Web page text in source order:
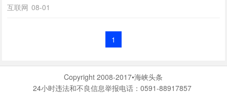
互联网 08-01
1
Copyright 2008-2017•海峡头条
24小时违法和不良信息举报电话：0591-88917857